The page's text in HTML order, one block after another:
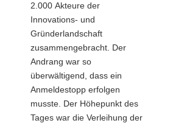
2.000 Akteure der
Innovations- und
Gründerlandschaft
zusammengebracht. Der
Andrang war so
überwältigend, dass ein
Anmeldestopp erfolgen
musste. Der Höhepunkt des
Tages war die Verleihung der